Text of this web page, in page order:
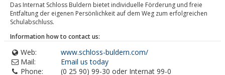
Das Internat Schloss Buldern bietet individuelle Förderung und freie
Entfaltung der eigenen Persönlichkeit auf dem Weg zum erfolgreichen
Schulabschluss.
Information how to contact us:
Web:
www.schloss-buldern.com/
Mail:
Email us today
Phone:
(0 25 90) 99-30 oder Internat 99-0